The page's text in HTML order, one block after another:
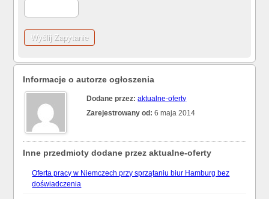
Informacje o autorze ogłoszenia
Dodane przez: aktualne-oferty
Zarejestrowany od: 6 maja 2014
Inne przedmioty dodane przez aktualne-oferty
Oferta pracy w Niemczech przy sprzątaniu biur Hamburg bez
doświadczenia